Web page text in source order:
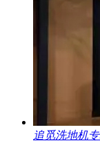
追觅洗地机